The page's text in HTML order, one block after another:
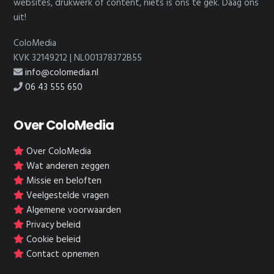
websites, drukwerk of content, niets is ons te gek. Daag ons
uit!
ColoMedia
KVK 32149212 | NL001378372B55
info@colomedia.nl
06 43 555 650
Over ColoMedia
Over ColoMedia
Wat anderen zeggen
Missie en beloften
Veelgestelde vragen
Algemene voorwaarden
Privacy beleid
Cookie beleid
Contact opnemen